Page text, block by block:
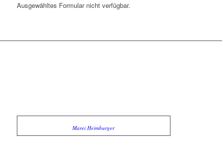
Ausgewähltes Formular nicht verfügbar.
Marei Heimburger